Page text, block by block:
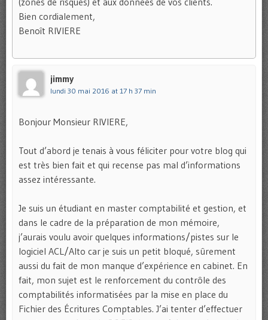
Bien cordialement,
Benoît RIVIERE
jimmy
lundi 30 mai 2016 at 17 h 37 min
Bonjour Monsieur RIVIERE,
Tout d’abord je tenais à vous féliciter pour votre blog qui
est très bien fait et qui recense pas mal d’informations
assez intéressante.
Je suis un étudiant en master comptabilité et gestion, et
dans le cadre de la préparation de mon mémoire,
j’aurais voulu avoir quelques informations/pistes sur le
logiciel ACL/Alto car je suis un petit bloqué, sûrement
aussi du fait de mon manque d’expérience en cabinet. En
fait, mon sujet est le renforcement du contrôle des
comptabilités informatisées par la mise en place du
Fichier des Écritures Comptables. J’ai tenter d’effectuer